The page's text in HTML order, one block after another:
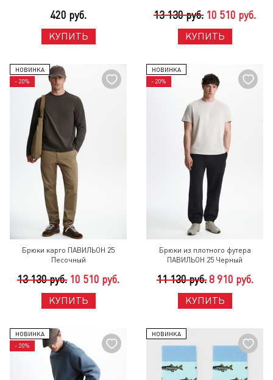
420 руб.
КУПИТЬ
13 130 руб. 10 510 руб.
КУПИТЬ
НОВИНКА
- 20%
Брюки карго ПАВИЛЬОН 25
Песочный
13 130 руб. 10 510 руб.
КУПИТЬ
НОВИНКА
- 20%
Брюки из плотного футера
ПАВИЛЬОН 25 Черный
11 130 руб. 8 910 руб.
КУПИТЬ
НОВИНКА
- 20%
НОВИНКА